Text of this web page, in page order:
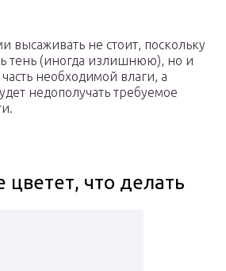
высаживать не стоит, поскольку
тень (иногда излишнюю), но и
необходимой влаги, а
недополучать требуемое
цветет, что делать